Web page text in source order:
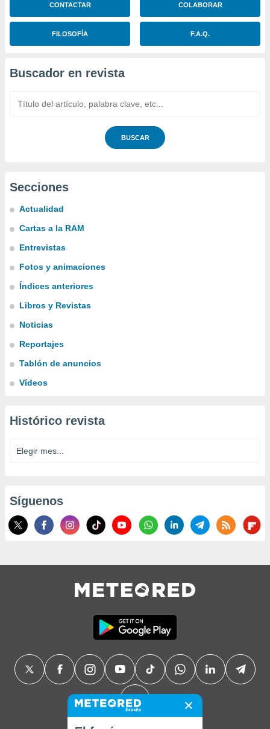
CONTACTAR COLABORAR
FILOSOFÍA F.A.Q.
Buscador en revista
BUSCAR
Secciones
Actualidad
Cartas a la RAM
Entrevistas
Fotos y animaciones
Índices anteriores
Libros y Revistas
Noticias
Reportajes
Tablón de anuncios
Vídeos
Histórico revista
Síguenos